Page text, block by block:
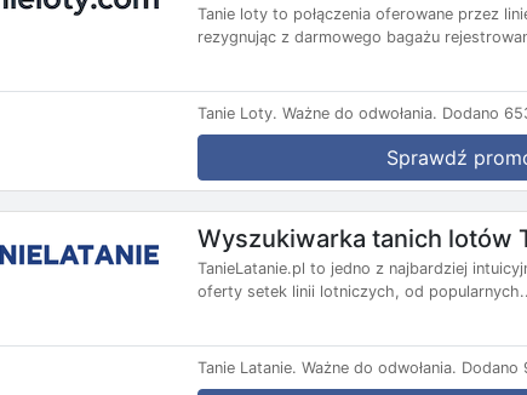
Tanie loty to połączenia oferowane przez
rezygnując z darmowego bagażu
Tanie Loty. Ważne do odwołania. Dodano
Sprawdź
Wyszukiwarka tanich lotów
TanieLatanie.pl to jedno z najbardziej
oferty setek linii lotniczych, od
Tanie Latanie. Ważne do odwołania. Dodano